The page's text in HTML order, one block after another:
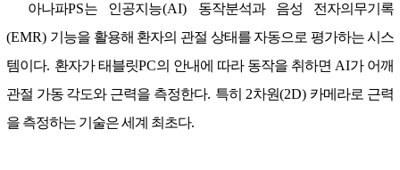
아나파PS는 인공지능(AI) 동작분석과 음성 전자의무기록
(EMR) 기능을 활용해 환자의 관절 상태를 자동으로 평가하는 시스
템이다. 환자가 태블릿PC의 안내에 따라 동작을 취하면 AI가 어깨
관절 가동 각도와 근력을 측정한다. 특히 2차원(2D) 카메라로 근력
을 측정하는 기술은 세계 최초다.